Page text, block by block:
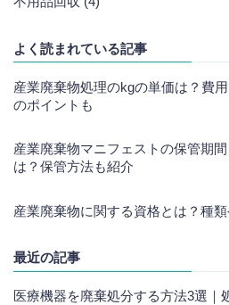
よく読まれている記事
産業廃棄物処理のkgの単価は？費
のポイントも
産業廃棄物マニフェストの保管期
は？保管方法も紹介
産業廃棄物に関する資格とは？種
最近の記事
医療機器を廃棄処分する方法3選｜